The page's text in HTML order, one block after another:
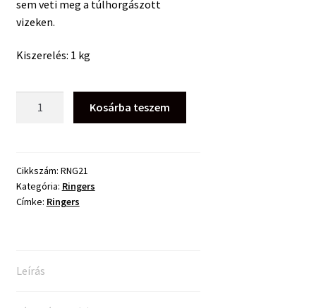
sem veti meg a túlhorgászott
vizeken.
Kiszerelés: 1 kg
Carp
Mix
-
Kosárba teszem
Cikkszám: RNG21
Kategória: Ringers
Címke: Ringers
Leírás